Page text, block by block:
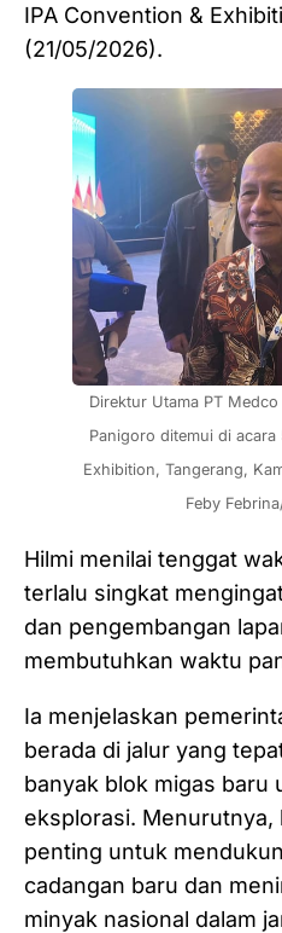
IPA Convention &
(21/05/2026).
Direktur Utama PT
Panigoro ditemui di
Exhibition, Tangerang,
Feby
Hilmi menilai tenggat
terlalu singkat
dan pengembangan
membutuhkan waktu
Ia menjelaskan
berada di jalur yang
banyak blok migas baru
eksplorasi.
penting untuk
cadangan baru dan
minyak nasional dalam